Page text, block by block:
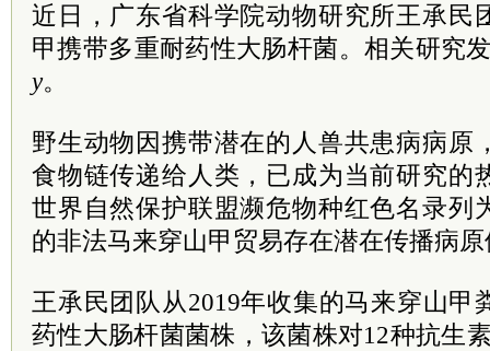
近日，广东省科学院动物研究所王承民
甲携带多重耐药性大肠杆菌。相关研究
y。
野生动物因携带潜在的人兽共患病病原
食物链传递给人类，已成为当前研究的
世界自然保护联盟濒危物种红色名录列
的非法马来穿山甲贸易存在潜在传播病
王承民团队从2019年收集的马来穿山甲
药性大肠杆菌菌株，该菌株对12种抗生